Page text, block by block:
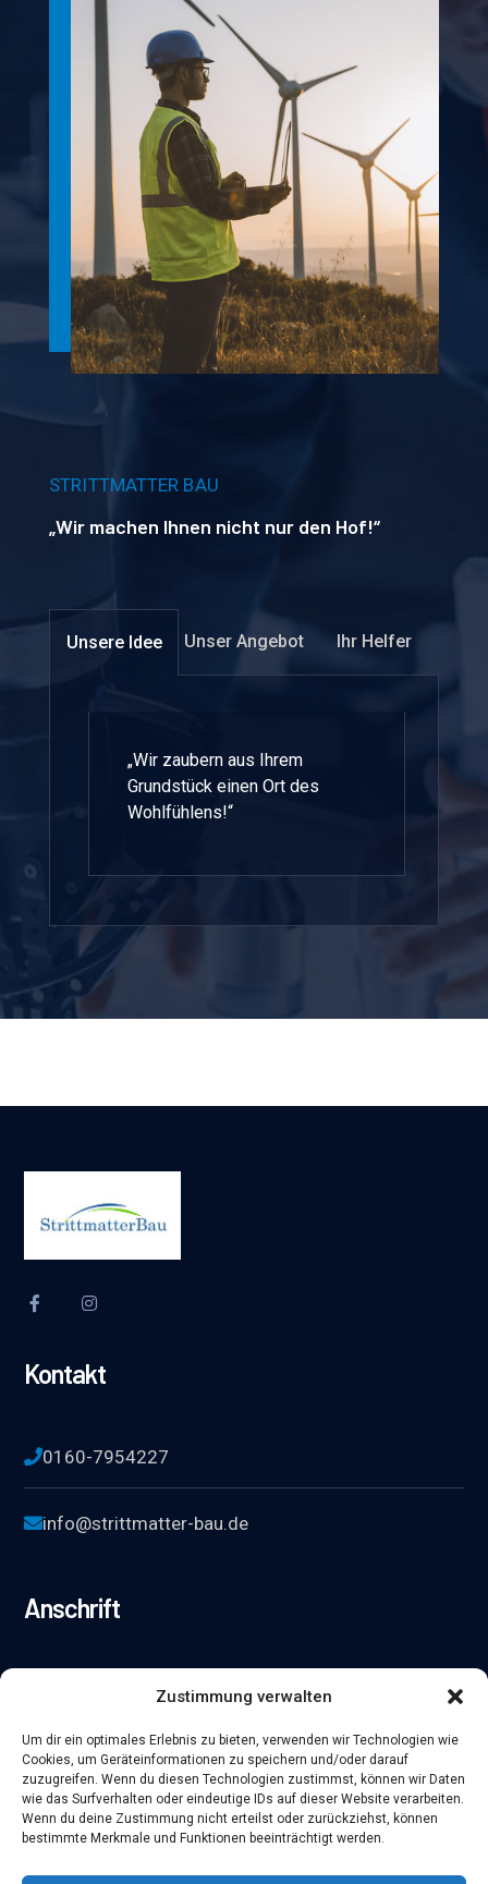
Zustimmung verwalten
Um dir ein optimales Erlebnis zu bieten, verwenden wir Technologien wie
Cookies, um Geräteinformationen zu speichern und/oder darauf
zuzugreifen. Wenn du diesen Technologien zustimmst, können wir Daten
wie das Surfverhalten oder eindeutige IDs auf dieser Website verarbeiten.
Wenn du deine Zustimmung nicht erteilst oder zurückziehst, können
bestimmte Merkmale und Funktionen beeinträchtigt werden.
STRITTMATTER BAU
„Wir machen Ihnen nicht nur den Hof!“
Unsere Idee Unser Angebot Ihr Helfer
„Wir zaubern aus Ihrem
Grundstück einen Ort des
Wohlfühlens!“
Kontakt
0160-7954227
info@strittmatter-bau.de
Anschrift
Fußgönheimer Str. 38 A, 67071 Ludwigshafen
Info